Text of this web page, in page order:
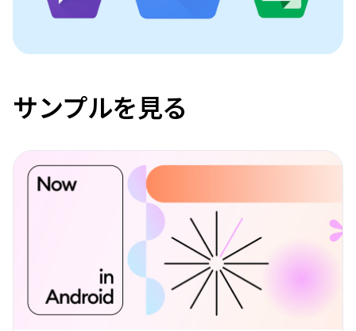
サンプルを見る